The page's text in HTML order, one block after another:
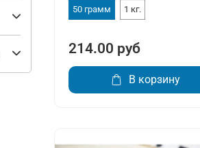
50 грамм 1 кг.
214.00 руб
В корзину